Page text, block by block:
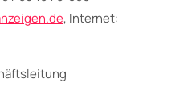
, Internet: